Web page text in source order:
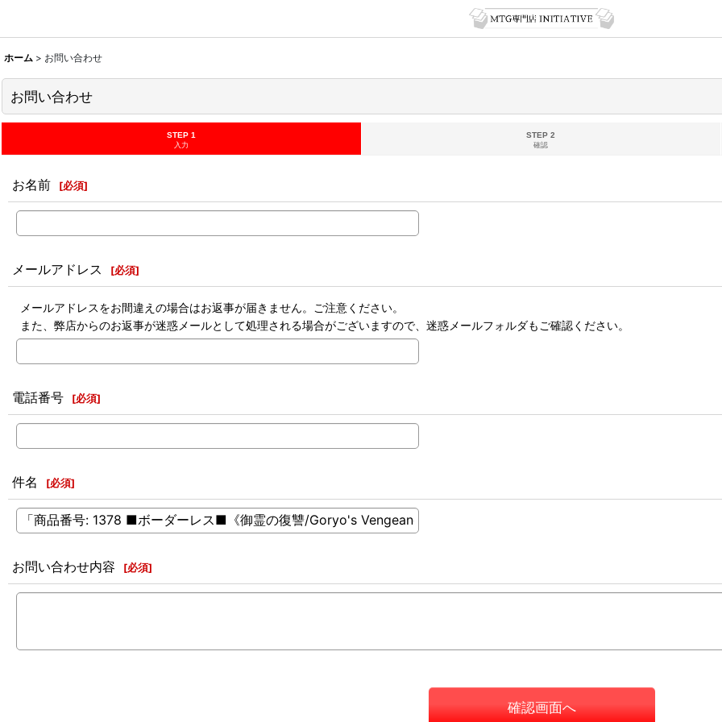
ホーム > お問い合わせ
お問い合わせ
STEP 1
入力
STEP 2
確認
お名前 [必須]
メールアドレス [必須]
メールアドレスをお間違えの場合はお返事が届きません。ご注意ください。
また、弊店からのお返事が迷惑メールとして処理される場合がございますので、迷惑メールフォルダもご確認ください。
電話番号 [必須]
件名 [必須]
お問い合わせ内容 [必須]
確認画面へ